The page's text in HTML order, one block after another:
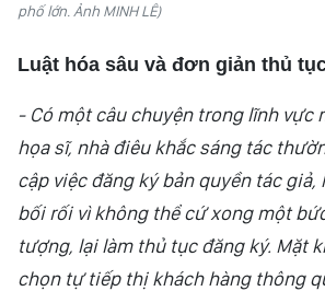
phố lớn. Ảnh MINH LÊ)
Luật hóa sâu và đơn giản thủ
- Có một câu chuyện trong lĩnh vực
họa sĩ, nhà điêu khắc sáng tác
cập việc đăng ký bản quyền tác giả,
bối rối vì không thể cứ xong một
tượng, lại làm thủ tục đăng ký. Mặt
chọn tự tiếp thị khách hàng thông